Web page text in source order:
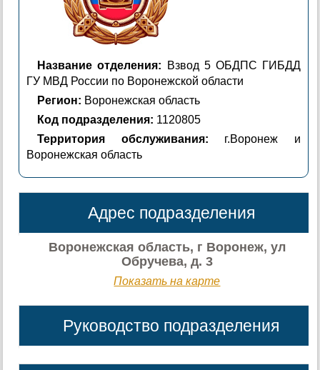
Название отделения: Взвод 5 ОБДПС ГИБДД
ГУ МВД России по Воронежской области
Регион: Воронежская область
Код подразделения: 1120805
Территория обслуживания: г.Воронеж и
Воронежская область
Адрес подразделения
Воронежская область, г Воронеж, ул
Обручева, д. 3
Показать на карте
Руководство подразделения